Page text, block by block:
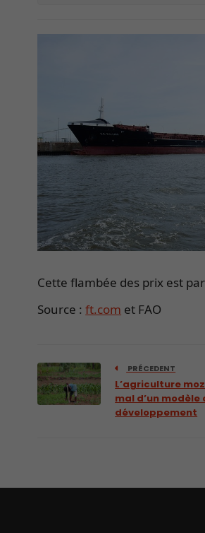
Cette flambée des prix est
Source :ft.com et FAO
PRÉCEDENT
L’agriculture
mal d’un modèle
développement